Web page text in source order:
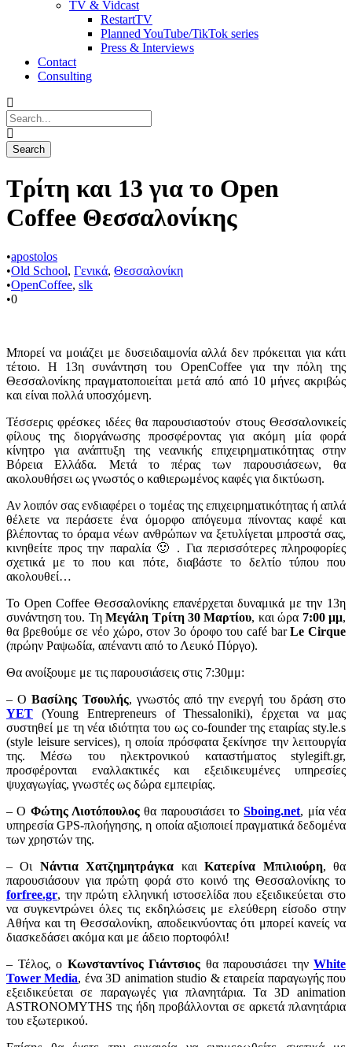
TV & Vidcast
RestartTV
Planned YouTube/TikTok series
Press & Interviews
Contact
Consulting
Τρίτη και 13 για το Open
Coffee Θεσσαλονίκης
•apostolos
•Old School, Γενικά, Θεσσαλονίκη
•OpenCoffee, slk
•0
Μπορεί να μοιάζει με δυσειδαιμονία αλλά δεν πρόκειται για κάτι
τέτοιο. Η 13η συνάντηση του OpenCoffee για την πόλη της
Θεσσαλονίκης πραγματοποιείται μετά από από 10 μήνες ακριβώς
και είναι πολλά υποσχόμενη.
Τέσσερις φρέσκες ιδέες θα παρουσιαστούν στους Θεσσαλονικείς
φίλους της διοργάνωσης προσφέροντας για ακόμη μία φορά
κίνητρο για ανάπτυξη της νεανικής επιχειρηματικότητας στην
Βόρεια Ελλάδα. Μετά το πέρας των παρουσιάσεων, θα
ακολουθήσει ως γνωστός ο καθιερωμένος καφές για δικτύωση.
Αν λοιπόν σας ενδιαφέρει ο τομέας της επιχειρηματικότητας ή απλά
θέλετε να περάσετε ένα όμορφο απόγευμα πίνοντας καφέ και
βλέποντας το όραμα νέων ανθρώπων να ξετυλίγεται μπροστά σας,
κινηθείτε προς την παραλία 🙂 . Για περισσότερες πληροφορίες
σχετικά με το που και πότε, διαβάστε το δελτίο τύπου που
ακολουθεί…
Το Open Coffee Θεσσαλονίκης επανέρχεται δυναμικά με την 13η
συνάντηση του. ΤηΜεγάλη Τρίτη 30 Μαρτίου, και ώρα 7:00 μμ,
θα βρεθούμε σε νέο χώρο, στον 3ο όροφο του café barLe Cirque
(πρώην Ραψωδία, απέναντι από το Λευκό Πύργο).
Θα ανοίξουμε με τις παρουσιάσεις στις 7:30μμ:
– ΟΒασίλης Τσουλής, γνωστός από την ενεργή του δράση στο
YET (Young Entrepreneurs of Thessaloniki), έρχεται να μας
συστηθεί με τη νέα ιδιότητα του ως co-founder της εταιρίας sty.le.s
(style leisure services), η οποία πρόσφατα ξεκίνησε την λειτουργία
της. Μέσω του ηλεκτρονικού καταστήματος stylegift.gr,
προσφέρονται εναλλακτικές και εξειδικευμένες υπηρεσίες
ψυχαγωγίας, γνωστές ως δώρα εμπειρίας.
– Ο Φώτης Λιοτόπουλος θα παρουσιάσει τοSboing.net, μία νέα
υπηρεσία GPS-πλοήγησης, η οποία αξιοποιεί πραγματικά δεδομένα
των χρηστών της.
– Οι Νάντια Χατζημητράγκα καιΚατερίνα Μπιλιούρη, θα
παρουσιάσουν για πρώτη φορά στο κοινό της Θεσσαλονίκης το
forfree.gr, την πρώτη ελληνική ιστοσελίδα που εξειδικεύεται στο
να συγκεντρώνει όλες τις εκδηλώσεις με ελεύθερη είσοδο στην
Αθήνα και τη Θεσσαλονίκη, αποδεικνύοντας ότι μπορεί κανείς να
διασκεδάσει ακόμα και με άδειο πορτοφόλι!
– Τέλος, ο Κωνσταντίνος Γιάντσιος θα παρουσιάσει την White
Tower Media, ένα 3D animation studio & εταιρεία παραγωγής που
εξειδικεύεται σε παραγωγές για πλανητάρια. Τα 3D animation
ASTRONOMYTHS της ήδη προβάλλονται σε αρκετά πλανητάρια
του εξωτερικού.